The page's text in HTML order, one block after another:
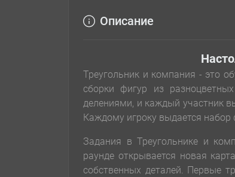
Описание
Треугольник и компания - это
сборки фигур из
делениями, и каждый участник
Каждому игроку выдается набор
Задания в Треугольнике и
раунде открывается новая
собственных деталей. Первые